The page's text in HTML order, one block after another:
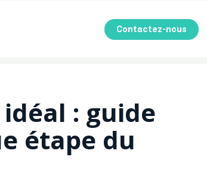
Contactez-nous
: guide
étape du